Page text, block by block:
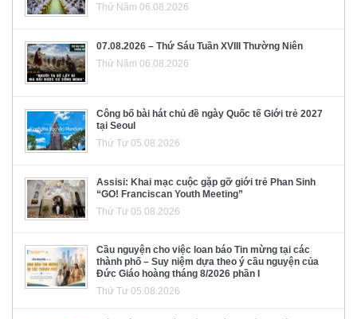
Thứ Năm 06.08.2026
07.08.2026 – Thứ Sáu Tuần XVIII Thường Niên
Thứ Năm 06.08.2026
Công bố bài hát chủ đề ngày Quốc tế Giới trẻ 2027
tại Seoul
Thứ Tư 05.08.2026
Assisi: Khai mạc cuộc gặp gỡ giới trẻ Phan Sinh
“GO! Franciscan Youth Meeting”
Thứ Tư 05.08.2026
Cầu nguyện cho việc loan báo Tin mừng tại các
thành phố – Suy niệm dựa theo ý cầu nguyện của
Đức Giáo hoàng tháng 8/2026 phần I
Thứ Tư 05.08.2026